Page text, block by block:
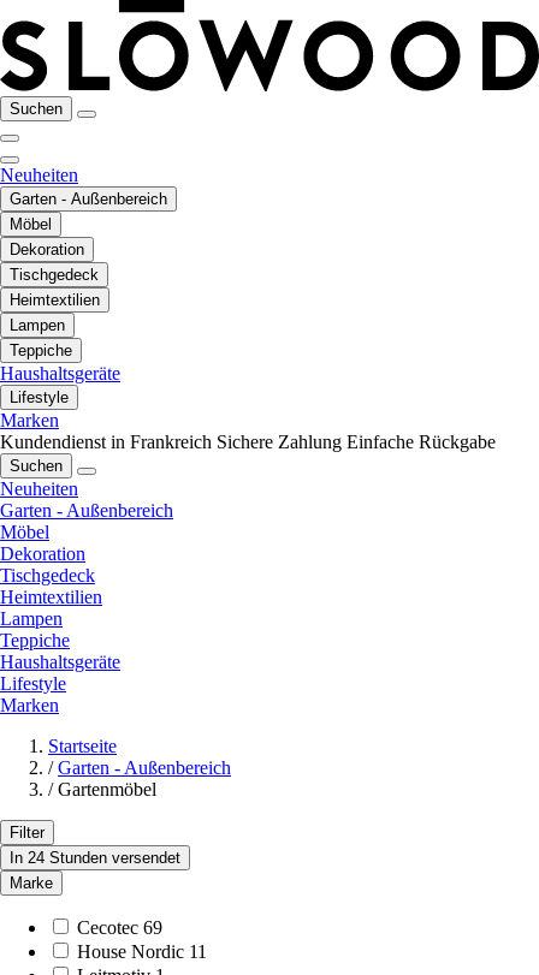
Suchen
Neuheiten
Garten - Außenbereich
Möbel
Dekoration
Tischgedeck
Heimtextilien
Lampen
Teppiche
Haushaltsgeräte
Lifestyle
Marken
Kundendienst in Frankreich Sichere Zahlung Einfache Rückgabe
Suchen
Neuheiten
Garten - Außenbereich
Möbel
Dekoration
Tischgedeck
Heimtextilien
Lampen
Teppiche
Haushaltsgeräte
Lifestyle
Marken
Startseite
/ Garten - Außenbereich
/ Gartenmöbel
Filter
In 24 Stunden versendet
Marke
Cecotec 69
House Nordic 11